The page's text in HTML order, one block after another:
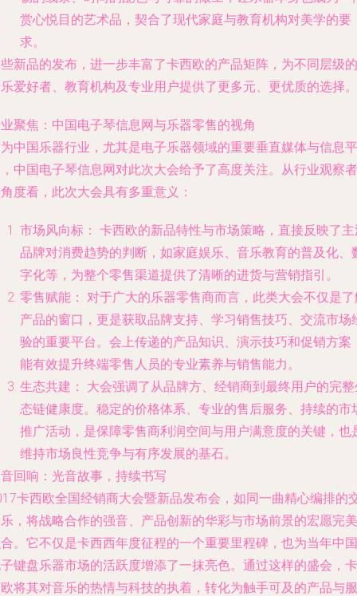
赏心悦目的艺术品，契合了现代家庭与教育机构对美学的要
求。
新品的发布，进一步丰富了卡西欧的产品矩阵，为不同层级的
爱好者、教育机构及专业用户提供了更多元、更优质的选择。
聚焦：中国电子琴信息网与乐器零售的视角
中国乐器行业，尤其是电子乐器领域的重要垂直媒体与信息平
中国电子琴信息网对此次大会给予了高度关注。从行业观察者
度看，此次大会具有多重意义：
市场风向标： 卡西欧的新品特性与市场策略，直接反映了
品牌对消费趋势的判断，如家庭娱乐、音乐教育的普及化、
字化等，为整个零售渠道提供了清晰的进货与营销指引。
零售赋能： 对于广大的乐器零售商而言，此类大会不仅是
产品的窗口，更是获取品牌支持、学习销售技巧、交流市场
验的重要平台。会上传递的产品知识、演示技巧和促销方案
能有效提升终端零售人员的专业素养与销售能力。
生态共建：
大会强调了从品牌方、经销商到最终用户的完
态链健康度。稳定的价格体系、专业的售后服务、持续的市
推广活动，是保障零售商利润空间与用户满意度的关键，也
维持市场良性竞争与有序发展的基石。
回响：光音故事，持续书写
卡西欧全国经销商大会暨新品发布会，如同一曲精心编排的
，将战略合作的强音、产品创新的华彩与市场前景的宏愿完美
。它不仅是卡西西年度征程的一个重要里程碑，也为当年中国
键盘乐器市场的活跃度增添了一抹亮色。通过这样的盛会，卡
将其对音乐的热情与科技的执着，转化为触手可及的产品与服